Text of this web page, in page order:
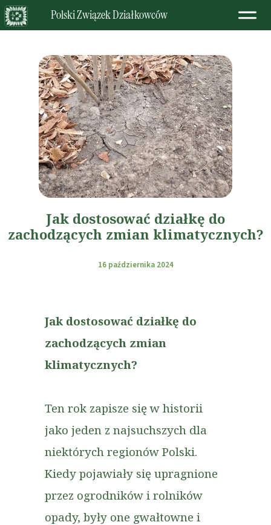
Polski Związek Działkowców
16 października 2024
Jak dostosować działkę do
zachodzących zmian klimatycznych?
Jak dostosować działkę do
zachodzących zmian
klimatycznych?
Ten rok zapisze się w historii
jako jeden z najsuchszych dla
niektórych regionów Polski.
Kiedy pojawiały się upragnione
przez ogrodników i rolników
opady, były one gwałtowne i